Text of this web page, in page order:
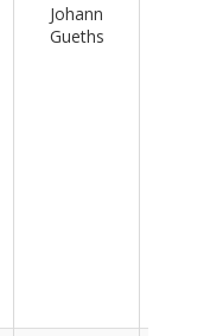
Johann
Gueths